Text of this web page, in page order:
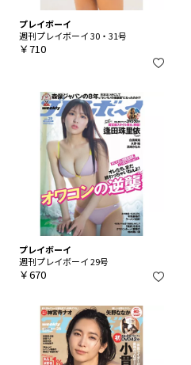
プレイボーイ
週刊プレイボーイ 30・31号
￥710
プレイボーイ
週刊プレイボーイ 29号
￥670